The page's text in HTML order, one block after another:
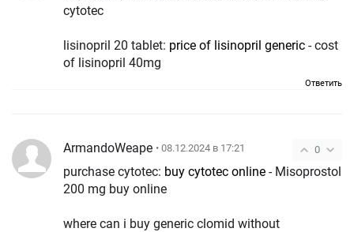
cytotec
lisinopril 20 tablet: price of lisinopril generic - cost
of lisinopril 40mg
Ответить
0
ArmandoWeape • 08.12.2024 в 17:21
purchase cytotec: buy cytotec online - Misoprostol
200 mg buy online
where can i buy generic clomid without